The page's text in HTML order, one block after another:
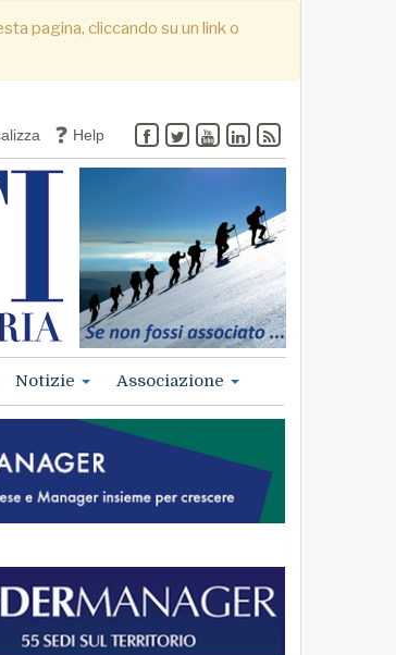
pagina, cliccando su un link o
Help
Notizie Associazione